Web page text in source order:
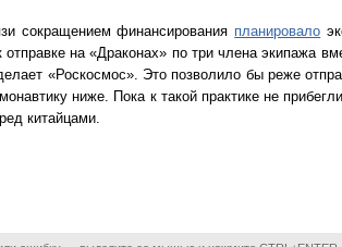
сокращением финансирования планировало
на «Драконах» по три члена экипажа
«Роскосмос». Это позволило бы реже
ниже. Пока к такой практике не
китайцами.